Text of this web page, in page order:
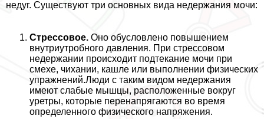
недуг. Существуют три основных вида недержания мочи:
Стрессовое. Оно обусловлено повышением
внутриутробного давления. При стрессовом
недержании происходит подтекание мочи при
смехе, чихании, кашле или выполнении физических
упражнений.Люди с таким видом недержания
имеют слабые мышцы, расположенные вокруг
уретры, которые перенапрягаются во время
определенного физического напряжения.